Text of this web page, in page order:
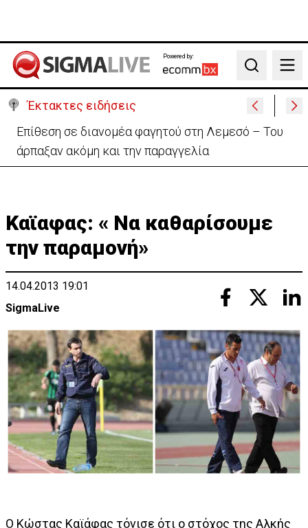
Powered by:
Search
Έκτακτες ειδήσεις
Ο στρατηγός του Τραμπ «αναζητά διέξοδο» από τον
πόλεμο με το Ιράν
Καϊαφας: « Να καθαρίσουμε
την παραμονή»
14.04.2013 19:01
SigmaLive
Ο Κώστας Καϊάφας τόνισε ότι ο στόχος της Αλκής